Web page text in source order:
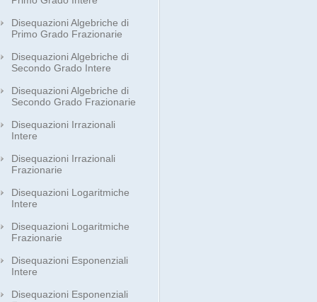
Disequazioni Algebriche di
Primo Grado Frazionarie
Disequazioni Algebriche di
Secondo Grado Intere
Disequazioni Algebriche di
Secondo Grado Frazionarie
Disequazioni Irrazionali
Intere
Disequazioni Irrazionali
Frazionarie
Disequazioni Logaritmiche
Intere
Disequazioni Logaritmiche
Frazionarie
Disequazioni Esponenziali
Intere
Disequazioni Esponenziali